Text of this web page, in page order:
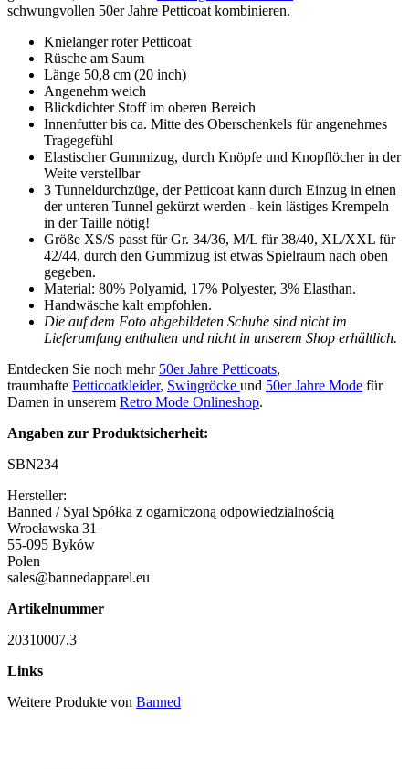
schwungvollen 50er Jahre Petticoat kombinieren.
Knielanger roter Petticoat
Rüsche am Saum
Länge 50,8 cm (20 inch)
Angenehm weich
Blickdichter Stoff im oberen Bereich
Innenfutter bis ca. Mitte des Oberschenkels für angenehmes
Tragegefühl
Elastischer Gummizug, durch Knöpfe und Knopflöcher in der
Weite verstellbar
3 Tunneldurchzüge, der Petticoat kann durch Einzug in einen
der unteren Tunnel gekürzt werden - kein lästiges Krempeln
in der Taille nötig!
Größe XS/S passt für Gr. 34/36, M/L für 38/40, XL/XXL für
42/44, durch den Gummizug ist etwas Spielraum nach oben
gegeben.
Material: 80% Polyamid, 17% Polyester, 3% Elasthan.
Handwäsche kalt empfohlen.
Die auf dem Foto abgebildeten Schuhe sind nicht im
Lieferumfang enthalten und nicht in unserem Shop erhältlich.
Entdecken Sie noch mehr 50er Jahre Petticoats,
traumhafte Petticoatkleider, Swingröcke und 50er Jahre Mode für
Damen in unserem Retro Mode Onlineshop.
Angaben zur Produktsicherheit:
SBN234
Hersteller:
Banned / Syal Spółka z ogarniczoną odpowiedzialnością
Wrocławska 31
55-095 Byków
Polen
sales@bannedapparel.eu
Artikelnummer
20310007.3
Links
Weitere Produkte von Banned